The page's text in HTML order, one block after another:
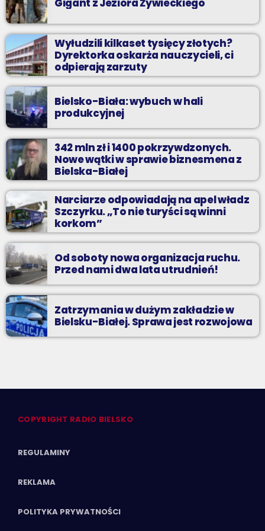
Gigant z Jeziora Żywieckiego
Wyłudzili kilkaset tysięcy złotych?
Dyrektorka oskarża nauczycieli, ci
odpierają zarzuty
Bielsko-Biała: wybuch w hali
produkcyjnej
342 mln zł i 1400 pokrzywdzonych.
Nowe wątki w sprawie biznesmena z
Bielska-Białej
Narciarze odpowiadają na apel władz
Szczyrku. „To nie turyści są winni
korkom”
Od soboty nowa organizacja ruchu.
Przed nami dwa lata utrudnień!
Zatrzymania w dużym zakładzie w
Bielsku-Białej. Sprawa jest rozwojowa
COPYRIGHT RADIO BIELSKO
REGULAMINY
REKLAMA
POLITYKA PRYWATNOŚCI